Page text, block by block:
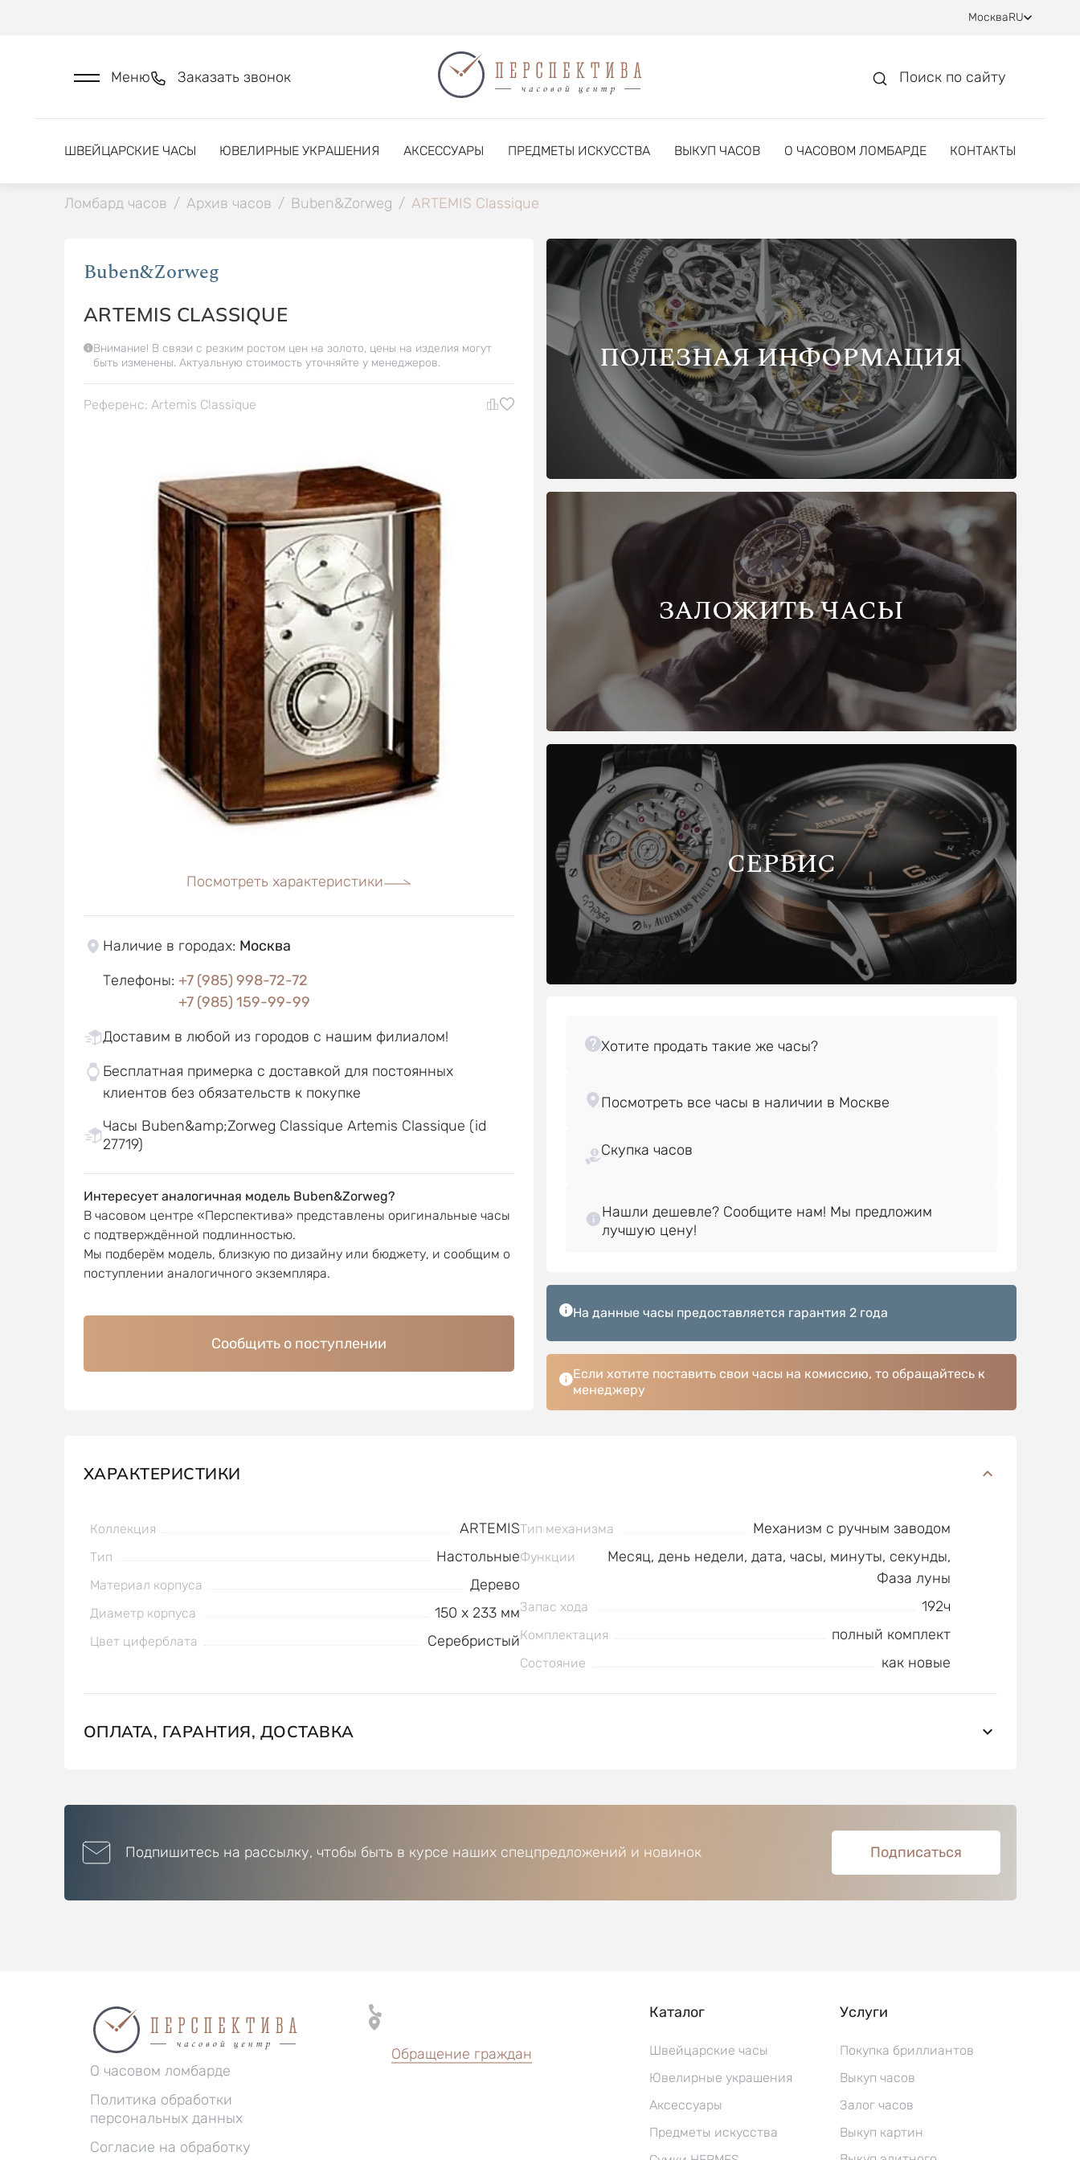
МоскваRU
Меню Заказать звонок Поиск по сайту
ШВЕЙЦАРСКИЕ ЧАСЫ ЮВЕЛИРНЫЕ УКРАШЕНИЯ АКСЕССУАРЫ ПРЕДМЕТЫ ИСКУССТВА ВЫКУП ЧАСОВ О ЧАСОВОМ ЛОМБАРДЕ КОНТАКТЫ
Ломбард часов / Архив часов / Buben&Zorweg / ARTEMIS Classique
Buben&Zorweg
ARTEMIS CLASSIQUE
Внимание! В связи с резким ростом цен на золото, цены на изделия могут
быть изменены. Актуальную стоимость уточняйте у менеджеров.
Референс: Artemis Classique
Посмотреть характеристики
Наличие в городах: Москва
Телефоны: +7 (985) 998-72-72
+7 (985) 159-99-99
Доставим в любой из городов с нашим филиалом!
Бесплатная примерка с доставкой для постоянных
клиентов без обязательств к покупке
Часы Buben&amp;Zorweg Classique Artemis Classique (id
27719)
Интересует аналогичная модель Buben&Zorweg?
В часовом центре «Перспектива» представлены оригинальные часы
с подтверждённой подлинностью.
Мы подберём модель, близкую по дизайну или бюджету, и сообщим о
поступлении аналогичного экземпляра.
Сообщить о поступлении
ПОЛЕЗНАЯ ИНФОРМАЦИЯ
ЗАЛОЖИТЬ ЧАСЫ
СЕРВИС
Скупка часов
Нашли дешевле? Сообщите нам! Мы предложим
На данные часы предоставляется гарантия 2 года
Если хотите поставить свои часы на комиссию, то обращайтесь к
менеджеру
ХАРАКТЕРИСТИКИ
Коллекция ARTEMIS
Тип Настольные
Материал корпуса Дерево
Диаметр корпуса 150 x 233 мм
Цвет циферблата Серебристый
Тип механизма Механизм с ручным заводом
Функции
Месяц, день недели, дата, часы, минуты, секунды,
Фаза луны
Запас хода 192ч
Комплектация полный комплект
Состояние как новые
ОПЛАТА, ГАРАНТИЯ, ДОСТАВКА
Подпишитесь на рассылку, чтобы быть в курсе наших спецпредложений и новинок Подписаться
О часовом ломбарде
Политика обработки
персональных данных
Согласие на обработку
Обращение граждан
Каталог
Швейцарские часы
Ювелирные украшения
Аксессуары
Предметы искусства
Услуги
Покупка бриллиантов
Выкуп часов
Залог часов
Выкуп картин